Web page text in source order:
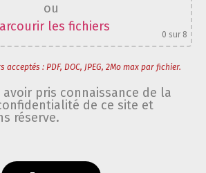
ou
les fichiers
0 sur 8
: PDF, DOC, JPEG, 2Mo max par fichier.
avoir pris connaissance de la
de ce site et
réserve.